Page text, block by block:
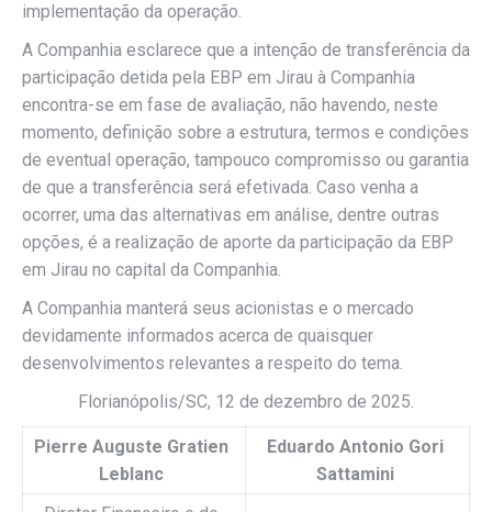
implementação da operação.
A Companhia esclarece que a intenção de transferência da
participação detida pela EBP em Jirau à Companhia
encontra-se em fase de avaliação, não havendo, neste
momento, definição sobre a estrutura, termos e condições
de eventual operação, tampouco compromisso ou garantia
de que a transferência será efetivada. Caso venha a
ocorrer, uma das alternativas em análise, dentre outras
opções, é a realização de aporte da participação da EBP
em Jirau no capital da Companhia.
A Companhia manterá seus acionistas e o mercado
devidamente informados acerca de quaisquer
desenvolvimentos relevantes a respeito do tema.
Florianópolis/SC, 12 de dezembro de 2025.
Pierre Auguste Gratien
Leblanc
Eduardo Antonio Gori
Sattamini